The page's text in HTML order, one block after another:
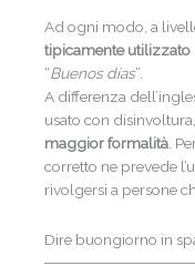
Ad ogni modo, a
tipicamente
“Buenos días”.
A differenza
usato con disinvoltura,
maggior formalità .
corretto ne prevede
rivolgersi a persone
Dire buongiorno in